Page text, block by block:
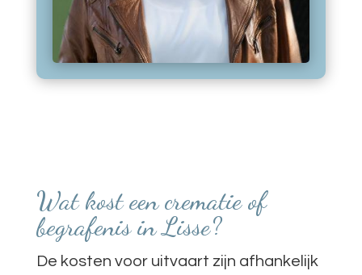
Wat kost een crematie of
begrafenis in Lisse?
De kosten voor uitvaart zijn afhankelijk